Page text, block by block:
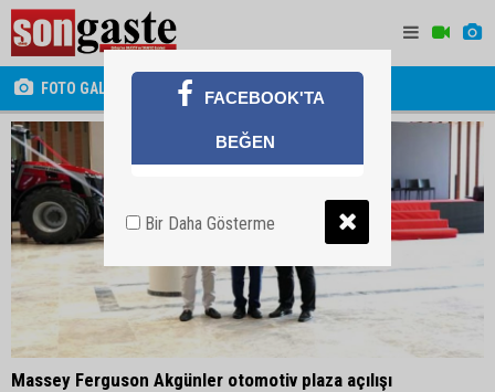
FOTO GALERİ
Massey Ferguson Akgünler otomotiv plaza açılışı
FACEBOOK'TA
BEĞEN
Bir Daha Gösterme